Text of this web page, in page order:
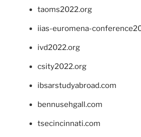
taoms2022.org
iias-euromena-
ivd2022.org
csity2022.org
ibsarstudyabroad.com
bennusehgall.com
tsecincinnati.com